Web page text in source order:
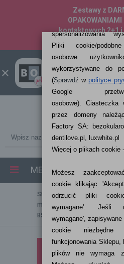
Zestawy z
kontaktowych 2+1 i
-
Bezokularow.pl
Pobierz aplikację
MENU
Strona główna Płyny do
multifunkcyjne do soczewek
B5 500ml (All-in-one)
Produkty Eyeye Bioxy